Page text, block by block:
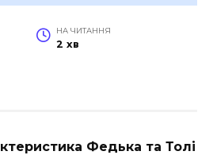
НА ЧИТАННЯ
2 хв
Федька та Толі